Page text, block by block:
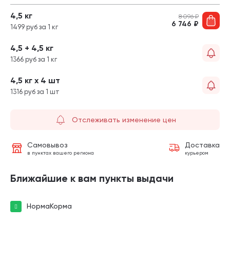
4,5 кг
1499 руб за 1 кг
8 096₽
6 746 ₽
4,5 + 4,5 кг
1366 руб за 1 кг
4,5 кг х 4 шт
1316 руб за 1 шт
Отслеживать изменение цен
Самовывоз
в пунктах вашего региона
Доставка
курьером
Ближайшие к вам пункты выдачи
НормаКорма